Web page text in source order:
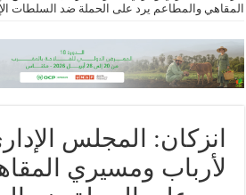
المقاهي والمطاعم يرد على الحملة ضد السلطات
انزكان: المجلس
لأرباب ومسيري